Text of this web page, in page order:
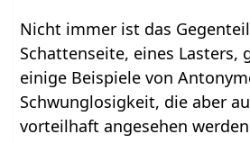
Nicht immer ist das
Schattenseite, eines Lasters,
einige Beispiele von
Schwunglosigkeit, die aber
vorteilhaft angesehen